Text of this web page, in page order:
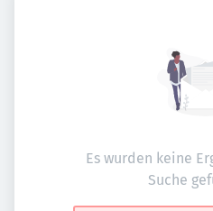
Es wurden keine
Suche